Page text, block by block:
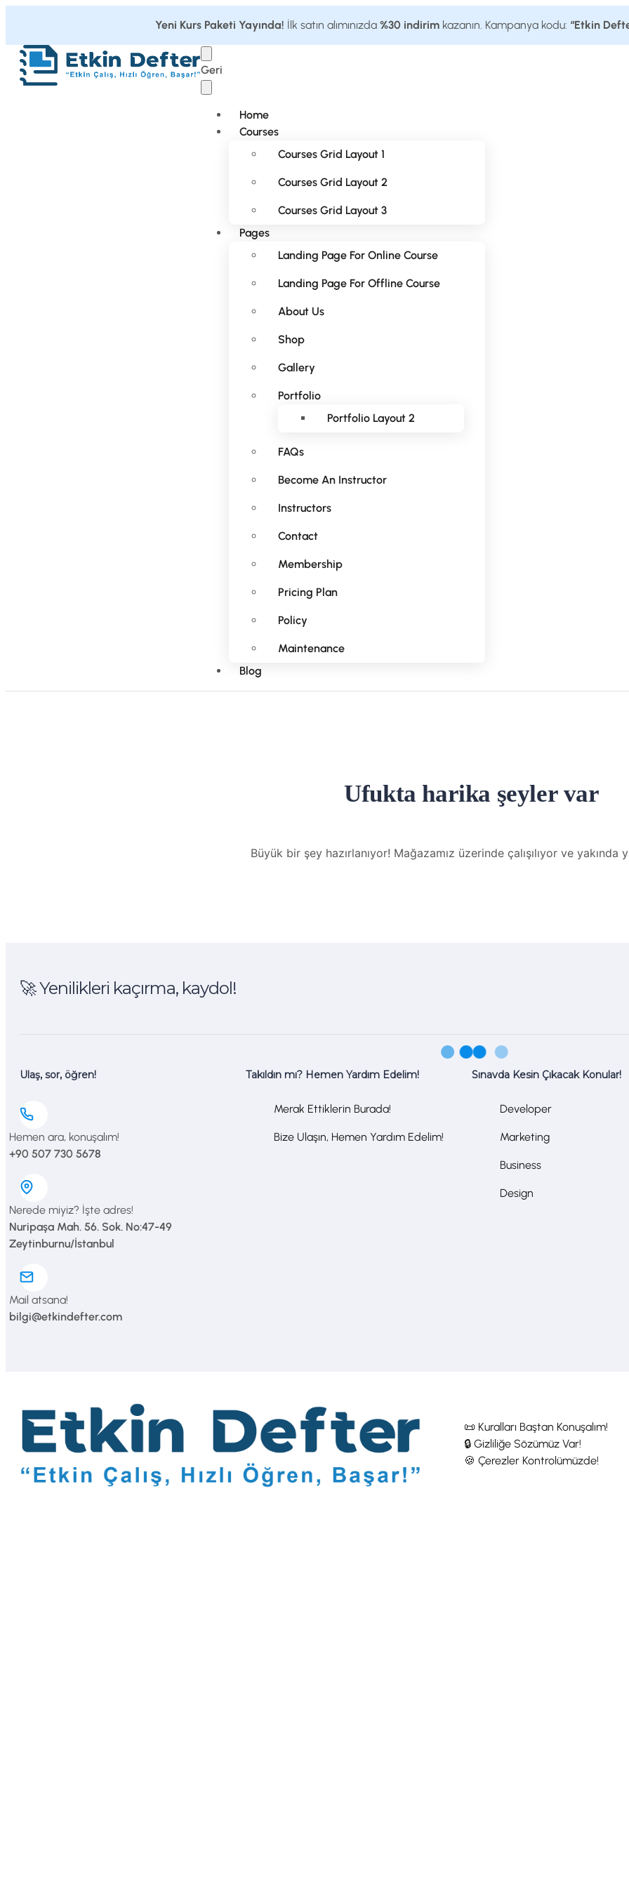
Yeni Kurs Paketi Yayında! İlk satın alımınızda %30 indirimkazanın. Kampanya kodu: “Etkin
Geri
Home
Courses
Courses Grid Layout 1
Courses Grid Layout 2
Courses Grid Layout 3
Pages
Landing Page For Online Course
Landing Page For Offline Course
About Us
Shop
Gallery
Portfolio
Portfolio Layout 2
FAQs
Become An Instructor
Instructors
Contact
Membership
Pricing Plan
Policy
Maintenance
Blog
Ufukta harika şeyler var
Büyük bir şey hazırlanıyor! Mağazamız üzerinde çalışılıyor ve yakında
🚀 Yenilikleri kaçırma, kaydol!
Ulaş, sor, öğren!
Hemen ara, konuşalım!
+90 507 730 5678
Nerede miyiz? İşte adres!
Nuripaşa Mah. 56. Sok. No:47-49
Zeytinburnu/İstanbul
Mail atsana!
bilgi@etkindefter.com
Takıldın mı? Hemen Yardım Edelim!
Merak Ettiklerin Burada!
Bize Ulaşın, Hemen Yardım Edelim!
Sınavda Kesin Çıkacak Konular!
Developer
Marketing
Business
Design
📜 Kuralları Baştan Konuşalım!
🔒 Gizliliğe Sözümüz Var!
🍪 Çerezler Kontrolümüzde!